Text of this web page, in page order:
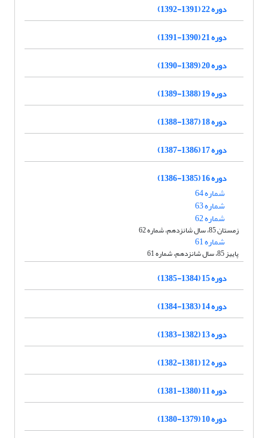
دوره 22 (1391-1392)
دوره 21 (1390-1391)
دوره 20 (1389-1390)
دوره 19 (1388-1389)
دوره 18 (1387-1388)
دوره 17 (1386-1387)
دوره 16 (1385-1386)
شماره 64
شماره 63
شماره 62
زمستان 85، سال شانزدهم، شماره 62
شماره 61
پاییز 85، سال شانزدهم، شماره 61
دوره 15 (1384-1385)
دوره 14 (1383-1384)
دوره 13 (1382-1383)
دوره 12 (1381-1382)
دوره 11 (1380-1381)
دوره 10 (1379-1380)